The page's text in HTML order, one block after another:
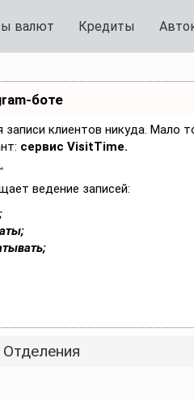
валют Кредиты
боте
клиентов никуда. Мало
сервис VisitTime.
ведение записей:
Отделения